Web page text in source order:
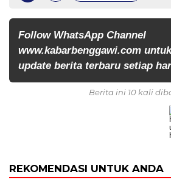
Follow WhatsApp Channel
www.kabarbenggawi.com untuk
update berita terbaru setiap
Berita ini 10 kali
REKOMENDASI UNTUK ANDA